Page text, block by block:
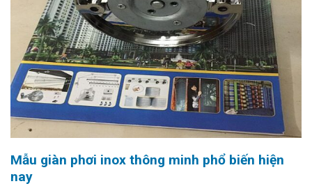
Mẫu giàn phơi inox thông minh phổ biến hiện
nay